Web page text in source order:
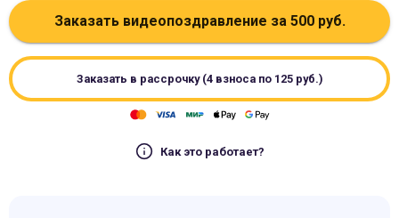
Заказать видеопоздравление за 500руб.
Заказать в рассрочку (4 взноса по 125руб.)
Как это работает?